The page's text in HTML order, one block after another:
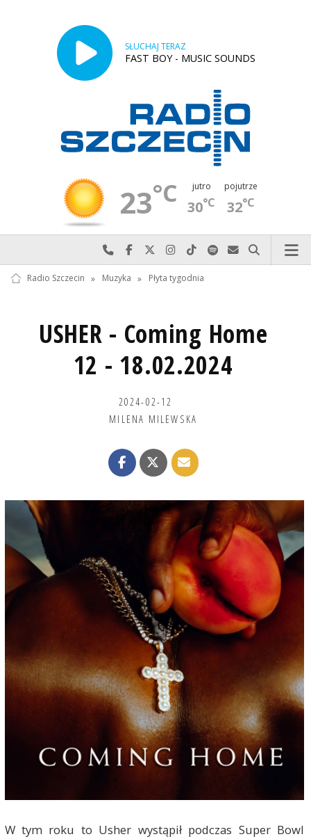
SŁUCHAJ TERAZ
FAST BOY - MUSIC SOUNDS
23°C jutro
30°C
pojutrze
32°C
Najlepiej po prostu do nas zadzwoń
Odwiedź nas na Facebook-u
Odwiedź nas na X
Odwiedź nas na Instagram-ie
Odwiedź nas na TikTok-u
Szukaj nas na Spotify
Wyślij do nas
Szukaj
Radio Szczecin » Muzyka » Płyta tygodnia
USHER - Coming Home
12 - 18.02.2024
2024-02-12
MILENA MILEWSKA
W tym roku to Usher wystąpił podczas Super Bowl